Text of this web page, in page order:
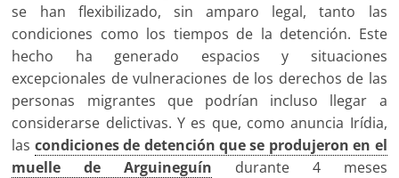
se han flexibilizado, sin amparo legal, tanto las
condiciones como los tiempos de la detención. Este
hecho ha generado espacios y situaciones
excepcionales de vulneraciones de los derechos de las
personas migrantes que podrían incluso llegar a
considerarse delictivas. Y es que, como anuncia Irídia,
las condiciones de detención que se produjeron en el
muelle de Arguineguín durante 4 meses